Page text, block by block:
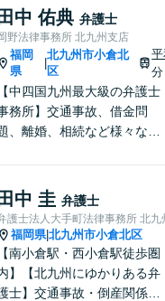
ずはお気軽にご相談くださ
！
田中 佑典 弁護士
野法律事務所 北九州支店
福岡
県
|
北九州市小倉北
区
分
【中四国九州最大級の弁護士
務所】交通事故、借金問
、離婚、相続など様々な問
」の相談を行っています！
ずはお気軽にご相談くださ
！
田中 圭 弁護士
護士法人大手町法律事務所 北九
福岡県|北九州市小倉北区
【南小倉駅・西小倉駅徒歩圏
】【北九州にゆかりある弁
士】交通事故・倒産関係・